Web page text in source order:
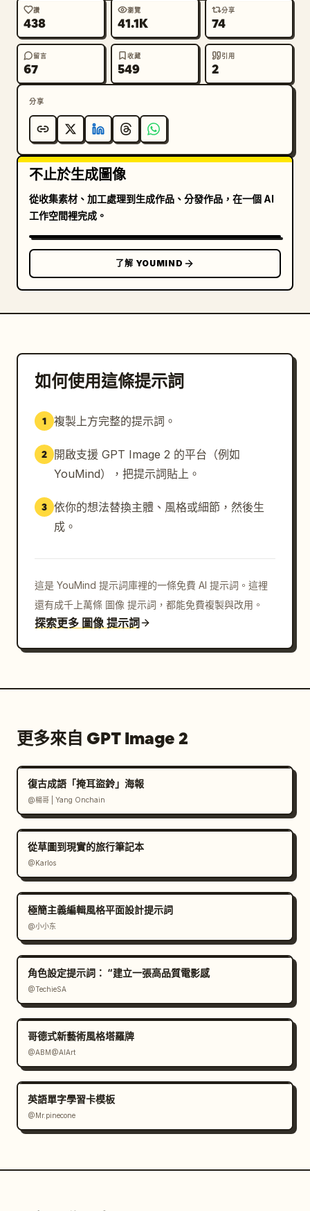
自然散落。3 個標籤動作分別為：「跑步」（展現活力慢
跑）、「玩耍」（展現跳躍或玩泡泡）、「休閒站姿」（展
現拿著墨鏡的放鬆站姿）。運用輕盈動感、空氣感夏日風
格，並在玩耍動作周圍加入小泡泡細節。
型插畫圖標，標籤分別為：「墨鏡」（黑色墨鏡）、「金色
耳環」（金屬圓圈耳環）、「項鍊」（金墜項鍊）、「小白
鞋」（白色運動鞋）、「小星星」（小星星與愛心吊飾）。
配色方案區：加入標題「配色方案」，並排列 6 個圓形色
「深棕色」、「蜜桃膚」、「柔金色」。配色需視覺對應奶
油白、米色、暖棕褐、深棕、蜜桃膚與柔和金色。
角色簡介區：加入標題「角色簡介」，搭配一顆小愛心與植
物線條藝術。包含簡潔的中文簡介，分為四行標籤：「性
格：溫柔親和，開朗樂觀，細膩敏感，喜歡發現生活中的小
表達，喜歡用鏡頭和文字記錄生活的點滴。她相信簡單的日
常裡藏著最動人的故事。認真生活，盡情熱愛，是她一直堅
持的態度。」
頁尾：加入一條細裝飾線，並居中放置句子「認真生活，盡
視覺風格：柔和寫實角色設定海報，優雅中式生活雜誌美
乾淨，無強烈陰影，無多餘角色，無多餘標籤，無浮水印。
讚
438
瀏覽
41.1K
分享
74
留言
67
收藏
549
引用
2
分享
不止於生成圖像
從收集素材、加工處理到生成作品、分發作品，在一個 AI
工作空間裡完成。
了解 YOUMIND
如何使用這條提示詞
1 複製上方完整的提示詞。
2
開啟支援 GPT Image 2 的平台（例如
YouMind），把提示詞貼上。
3 依你的想法替換主體、風格或細節，然後生
成。
這是 YouMind 提示詞庫裡的一條免費 AI 提示詞。這裡
還有成千上萬條 圖像 提示詞，都能免費複製與改用。
探索更多 圖像 提示詞
更多來自 GPT Image 2
復古成語「掩耳盜鈴」海報
@楊哥 | Yang Onchain
從草圖到現實的旅行筆記本
@Karlos
極簡主義編輯風格平面設計提示詞
@小小东
角色設定提示詞： “建立一張高品質電影感
@TechieSA
哥德式新藝術風格塔羅牌
@ABM@AIArt
英語單字學習卡模板
@Mr.pinecone